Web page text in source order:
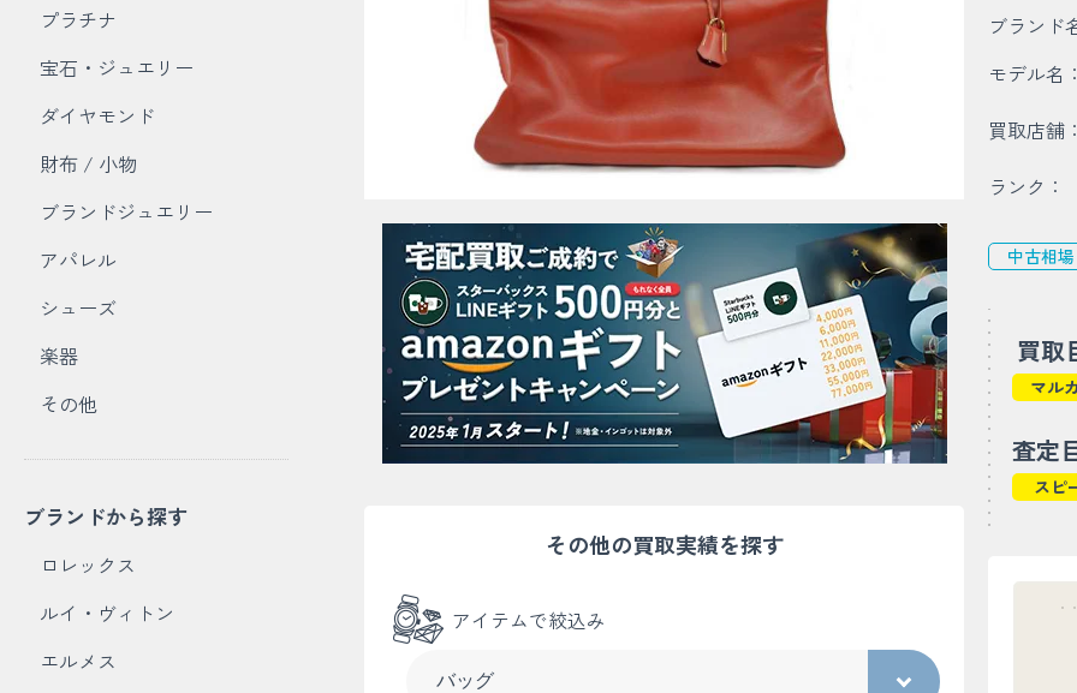
プラチナ
宝石・ジュエリー
ダイヤモンド
財布 / 小物
ブランドジュエリー
アパレル
シューズ
楽器
その他
ブランドから探す
ロレックス
ルイ・ヴィトン
エルメス
その他の買取実績を探す
アイテムで絞込み
ブランド
モデル名
買取店舗
ランク：
中古相
買取
マル
査定
スピ